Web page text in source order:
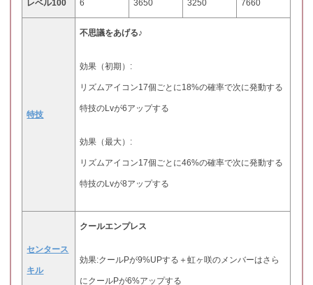
レベル100 6 3650 3250 7660
特技
不思議をあげる♪
効果（初期）:
リズムアイコン17個ごとに18%の確率で次に発動する
特技のLvが6アップする
効果（最大）:
リズムアイコン17個ごとに46%の確率で次に発動する
特技のLvが8アップする
センタース
キル
クールエンプレス
効果:クールPが9%UPする＋虹ヶ咲のメンバーはさら
にクールPが6%アップする